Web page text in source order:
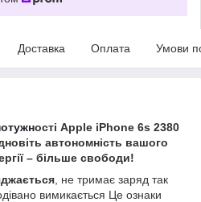
Доставка Оплата Умови
ості Apple iPhone 6s 2380
автономність вашого
– більше свободи!
, не тримає заряд так
вимикається Це ознаки